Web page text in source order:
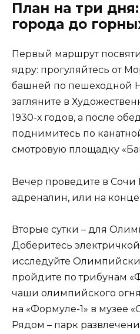
План на три
города до
Первый маршрут
ядру: прогуляйтесь от
башней по пешеходной
загляните в
1930-х годов, а после
поднимитесь по
смотровую площадку
Вечер проведите в Сочи
адреналин, или на
Вторые сутки – для
Доберитесь
исследуйте
пройдите по трибунам
чаши олимпийского
на «Формуле-1» в музее
Рядом – парк